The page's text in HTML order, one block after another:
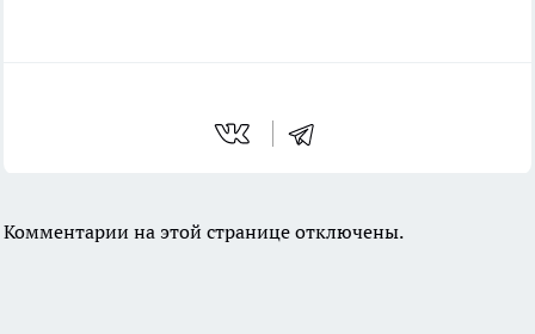
Комментарии на этой странице отключены.